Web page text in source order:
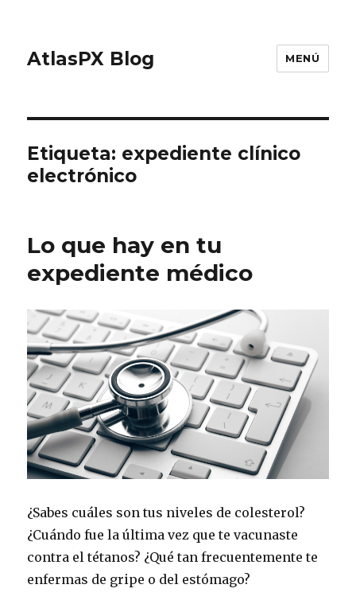
AtlasPX Blog MENÚ
Etiqueta: expediente clínico
electrónico
Lo que hay en tu
expediente médico
¿Sabes cuáles son tus niveles de colesterol?
¿Cuándo fue la última vez que te vacunaste
contra el tétanos? ¿Qué tan frecuentemente te
enfermas de gripe o del estómago?